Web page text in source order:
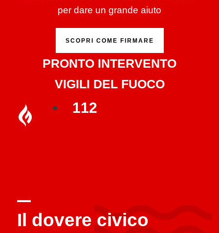
per dare un grande aiuto
SCOPRI COME FIRMARE
PRONTO INTERVENTO
VIGILI DEL FUOCO
112
Il dovere civico